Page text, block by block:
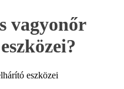
vagyonőr